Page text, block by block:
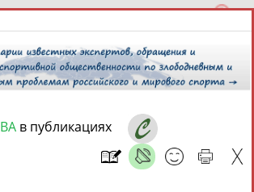
7 августа 2026 года,
И СПЕЦИАЛИСТЫ
в публикациях